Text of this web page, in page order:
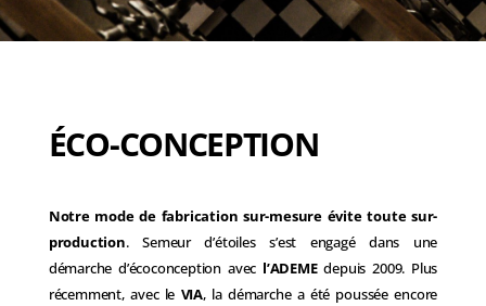
ÉCO-CONCEPTION
Notre mode de fabrication sur-mesure évite toute sur-
production. Semeur d’étoiles s’est engagé dans une
démarche d’écoconception avec l’ADEMEdepuis 2009. Plus
récemment, avec le VIA, la démarche a été poussée encore